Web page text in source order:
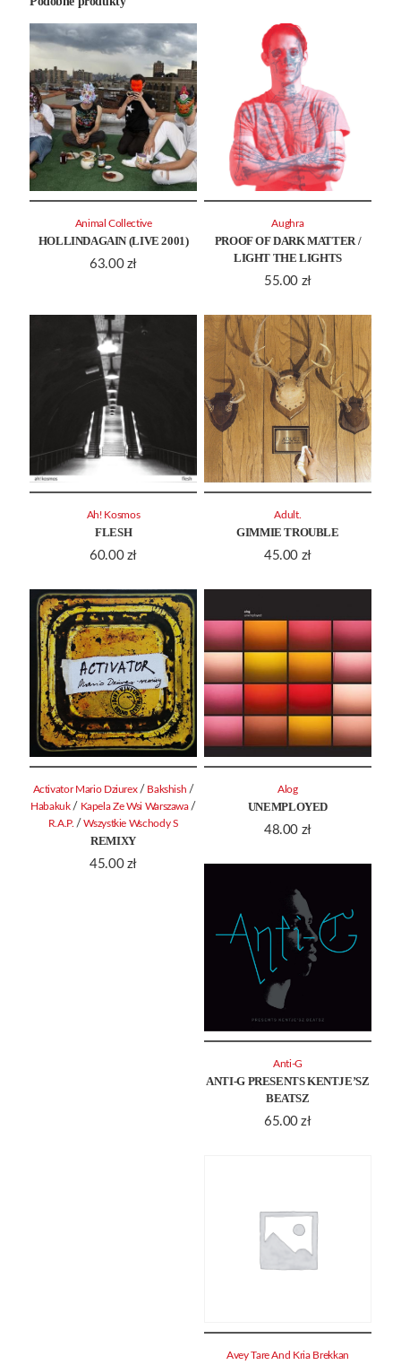
HOLLINDAGAIN (LIVE 2001)
63.00 zł
Animal Collective
PROOF OF DARK MATTER /
LIGHT THE LIGHTS
55.00 zł
Aughra
FLESH
60.00 zł
Ah! Kosmos
GIMMIE TROUBLE
45.00 zł
Adult.
REMIXY
45.00 zł
Activator Mario Dziurex / Bakshish /
Habakuk / Kapela Ze Wsi Warszawa /
R.A.P. /Wszystkie Wschody S
UNEMPLOYED
48.00 zł
Alog
ANTI-G PRESENTS KENTJE’SZ
BEATSZ
65.00zł
Anti-G
Avey Tare And Kria Brekkan